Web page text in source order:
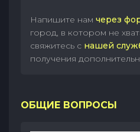
Напишите нам через
город, в котором не
свяжитесь с нашей
получения
ОБЩИЕ ВОПРОСЫ